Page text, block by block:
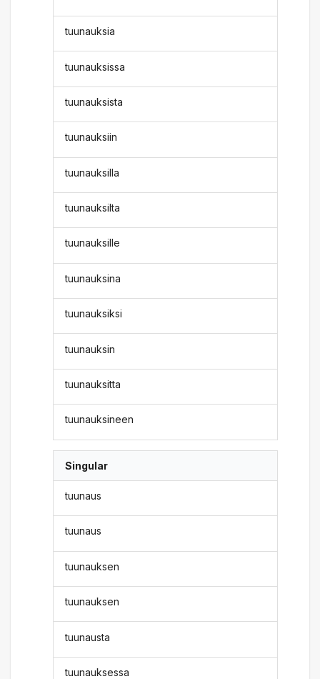
tuunauksia
tuunauksissa
tuunauksista
tuunauksiin
tuunauksilla
tuunauksilta
tuunauksille
tuunauksina
tuunauksiksi
tuunauksin
tuunauksitta
tuunauksineen
Singular
tuunaus
tuunaus
tuunauksen
tuunauksen
tuunausta
tuunauksessa